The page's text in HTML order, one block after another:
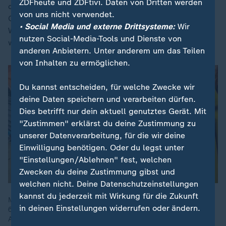
der Hafen von Daressalam betroffen war, konnten
Container nicht mehr abgefertigt werden. Die Folge:
Waren - etwa aus Ruanda - konnten nicht transportiert
werden.
Mit dem heutigen Welternährungstag möchte die UN auf die
673 Millionen unterernährten Menschen aufmerksam machen.
Afrikanische Länder sind besonders betroffen.
ZDFheute und ZDFtivi. Daten von Dritten werden
von uns nicht verwendet.
• Social Media und externe Drittsysteme:Wir
nutzen Social-Media-Tools und Dienste von
anderen Anbietern. Unter anderem um das Teilen
von Inhalten zu ermöglichen.
Du kannst entscheiden, für welche Zwecke wir
deine Daten speichern und verarbeiten dürfen.
Dies betrifft nur dein aktuell genutztes Gerät. Mit
"Zustimmen" erklärst du deine Zustimmung zu
unserer Datenverarbeitung, für die wir deine
Einwilligung benötigen. Oder du legst unter
"Einstellungen/Ablehnen" fest, welchen
Zwecken du deine Zustimmung gibst und
welchen nicht. Deine Datenschutzeinstellungen
kannst du jederzeit mit Wirkung für die Zukunft
in deinen Einstellungen widerrufen oder ändern.